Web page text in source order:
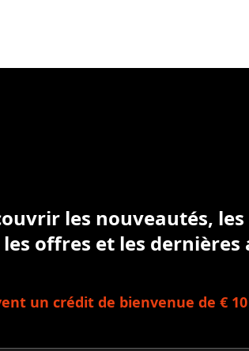
les nouveautés, les
offres et les
un crédit de bienvenue de €